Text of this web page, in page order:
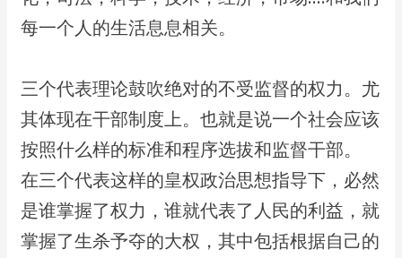
每一个人的生活息息相关。
​三个代表理论鼓吹绝对的不受监督的权力。尤
其体现在干部制度上。​也就是说一个社会应该
按照什么样的标准和程序选拔和监督干部。
​在三个代表这样的皇权政治思想指导下，​必然
是谁掌握了权力，谁就代表了人民的利益，就
掌握了生杀予夺的大权，其中​包括根据自己的